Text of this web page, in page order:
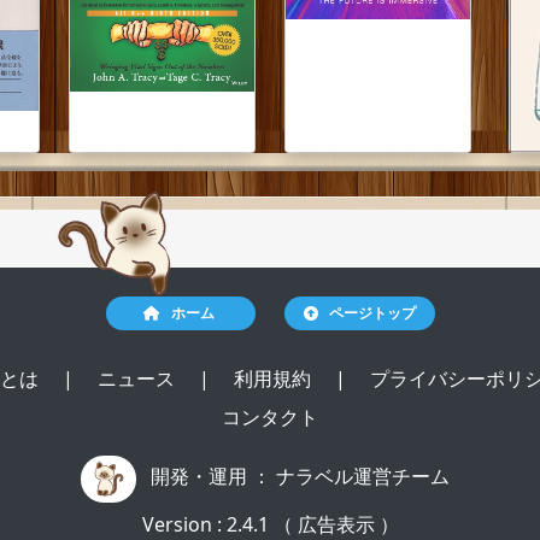
ホーム ページトップ
は | ニュース | 利用規約 |
プライバシーポリ
コンタクト
開発・運用 ： ナラベル運営チーム
Version : 2.4.1 （ 広告表示 ）